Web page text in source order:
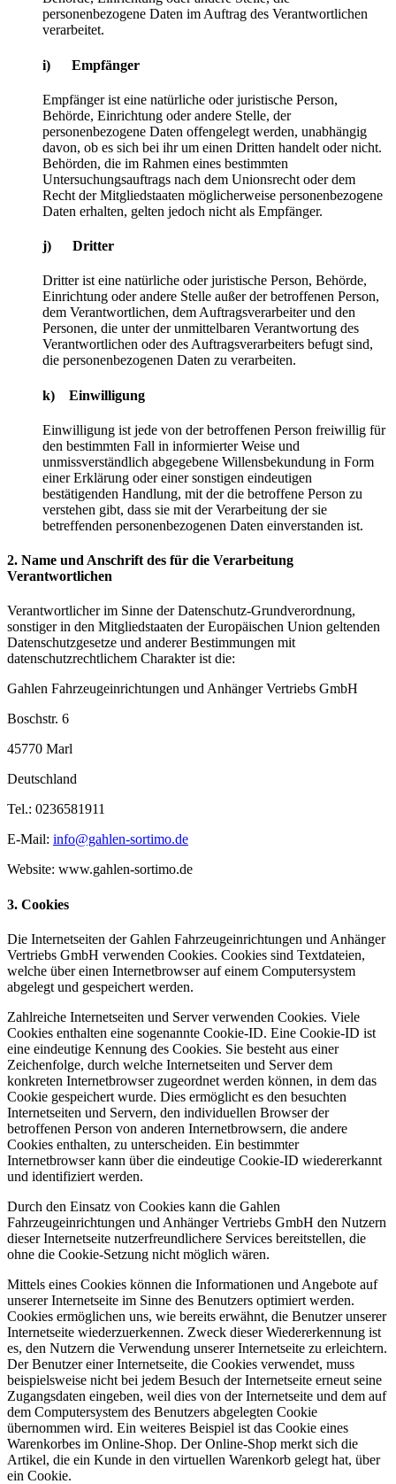
personenbezogene Daten im Auftrag des Verantwortlichen
verarbeitet.
i) Empfänger
Empfänger ist eine natürliche oder juristische Person,
Behörde, Einrichtung oder andere Stelle, der
personenbezogene Daten offengelegt werden, unabhängig
davon, ob es sich bei ihr um einen Dritten handelt oder nicht.
Behörden, die im Rahmen eines bestimmten
Untersuchungsauftrags nach dem Unionsrecht oder dem
Recht der Mitgliedstaaten möglicherweise personenbezogene
Daten erhalten, gelten jedoch nicht als Empfänger.
j) Dritter
Dritter ist eine natürliche oder juristische Person, Behörde,
Einrichtung oder andere Stelle außer der betroffenen Person,
dem Verantwortlichen, dem Auftragsverarbeiter und den
Personen, die unter der unmittelbaren Verantwortung des
Verantwortlichen oder des Auftragsverarbeiters befugt sind,
die personenbezogenen Daten zu verarbeiten.
k) Einwilligung
Einwilligung ist jede von der betroffenen Person freiwillig für
den bestimmten Fall in informierter Weise und
unmissverständlich abgegebene Willensbekundung in Form
einer Erklärung oder einer sonstigen eindeutigen
bestätigenden Handlung, mit der die betroffene Person zu
verstehen gibt, dass sie mit der Verarbeitung der sie
betreffenden personenbezogenen Daten einverstanden ist.
2. Name und Anschrift des für die Verarbeitung
Verantwortlichen
Verantwortlicher im Sinne der Datenschutz-Grundverordnung,
sonstiger in den Mitgliedstaaten der Europäischen Union geltenden
Datenschutzgesetze und anderer Bestimmungen mit
datenschutzrechtlichem Charakter ist die:
Gahlen Fahrzeugeinrichtungen und Anhänger Vertriebs GmbH
Boschstr. 6
45770 Marl
Deutschland
Tel.: 0236581911
E-Mail: info@gahlen-sortimo.de
Website: www.gahlen-sortimo.de
3. Cookies
Die Internetseiten der Gahlen Fahrzeugeinrichtungen und Anhänger
Vertriebs GmbH verwenden Cookies. Cookies sind Textdateien,
welche über einen Internetbrowser auf einem Computersystem
abgelegt und gespeichert werden.
Zahlreiche Internetseiten und Server verwenden Cookies. Viele
Cookies enthalten eine sogenannte Cookie-ID. Eine Cookie-ID ist
eine eindeutige Kennung des Cookies. Sie besteht aus einer
Zeichenfolge, durch welche Internetseiten und Server dem
konkreten Internetbrowser zugeordnet werden können, in dem das
Cookie gespeichert wurde. Dies ermöglicht es den besuchten
Internetseiten und Servern, den individuellen Browser der
betroffenen Person von anderen Internetbrowsern, die andere
Cookies enthalten, zu unterscheiden. Ein bestimmter
Internetbrowser kann über die eindeutige Cookie-ID wiedererkannt
und identifiziert werden.
Durch den Einsatz von Cookies kann die Gahlen
Fahrzeugeinrichtungen und Anhänger Vertriebs GmbH den Nutzern
dieser Internetseite nutzerfreundlichere Services bereitstellen, die
ohne die Cookie-Setzung nicht möglich wären.
Mittels eines Cookies können die Informationen und Angebote auf
unserer Internetseite im Sinne des Benutzers optimiert werden.
Cookies ermöglichen uns, wie bereits erwähnt, die Benutzer unserer
Internetseite wiederzuerkennen. Zweck dieser Wiedererkennung ist
es, den Nutzern die Verwendung unserer Internetseite zu erleichtern.
Der Benutzer einer Internetseite, die Cookies verwendet, muss
beispielsweise nicht bei jedem Besuch der Internetseite erneut seine
Zugangsdaten eingeben, weil dies von der Internetseite und dem auf
dem Computersystem des Benutzers abgelegten Cookie
übernommen wird. Ein weiteres Beispiel ist das Cookie eines
Warenkorbes im Online-Shop. Der Online-Shop merkt sich die
Artikel, die ein Kunde in den virtuellen Warenkorb gelegt hat, über
ein Cookie.